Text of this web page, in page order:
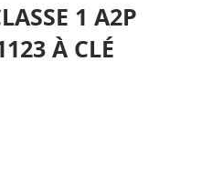
1 A2P
À CLÉ